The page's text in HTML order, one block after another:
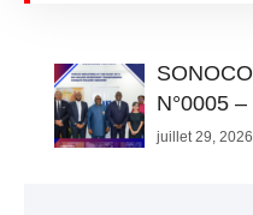
N°0005 –
juillet 29, 2026